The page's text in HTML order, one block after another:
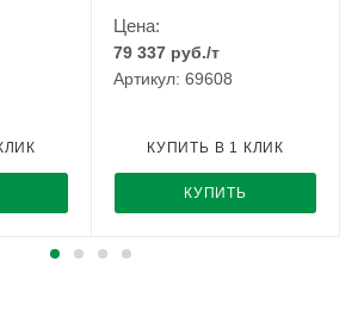
Цена:
79 337 руб./т
Артикул: 69608
КУПИТЬ
КУПИТЬ В 1 КЛИК